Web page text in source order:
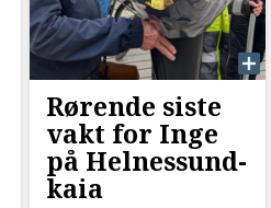
Rørende siste
vakt for Inge
på Helnessund-
kaia